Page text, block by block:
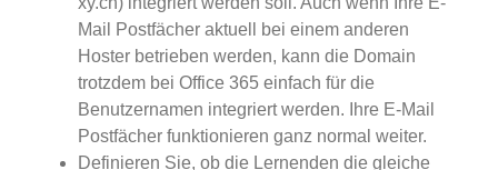
Mail Postfächer aktuell bei einem anderen
Hoster betrieben werden, kann die Domain
trotzdem bei Office 365 einfach für die
Benutzernamen integriert werden. Ihre E-Mail
Postfächer funktionieren ganz normal weiter.
Definieren Sie, ob die Lernenden die gleiche